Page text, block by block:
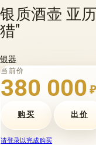
银质酒壶 亚
猎"
银器
当前价
380 000 ₽
购买 出价
请登录以完成购买